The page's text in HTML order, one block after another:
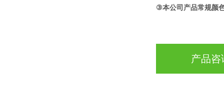
③​本公司 产品常规颜
产品咨